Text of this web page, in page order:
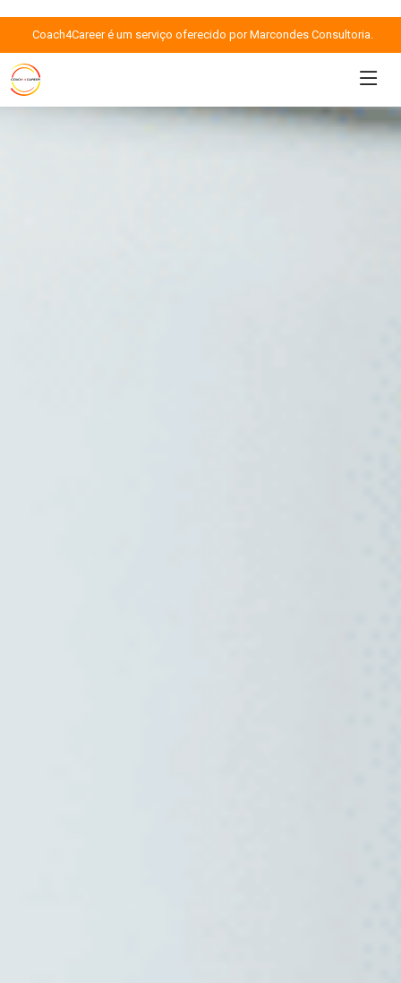
Coach4Career é um serviço oferecido por Marcondes Consultoria.